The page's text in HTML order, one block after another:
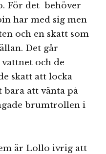
För det behöver
har med sig men
och en skatt som
Det går
och de
skatt att locka
att vänta på
brumtrollen i
är Lollo ivrig att